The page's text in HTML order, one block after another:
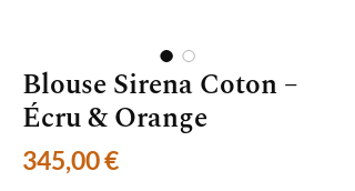
Blouse Sirena Coton –
Écru & Orange
345,00 €Prix